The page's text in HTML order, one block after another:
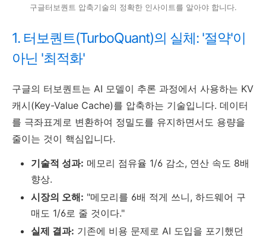
구글터보퀀트 압축기술의 정확한 인사이트를 알아야 합니다.
1. 터보퀀트(TurboQuant)의 실체: '절약'이
아닌 '최적화'
구글의 터보퀀트는 AI 모델이 추론 과정에서 사용하는 KV
캐시(Key-Value Cache)를 압축하는 기술입니다. 데이터
를 극좌표계로 변환하여 정밀도를 유지하면서도 용량을
줄이는 것이 핵심입니다.
기술적 성과: 메모리 점유율 1/6 감소, 연산 속도 8배
향상.
시장의 오해: "메모리를 6배 적게 쓰니, 하드웨어 구
매도 1/6로 줄 것이다."
실제 결과: 기존에 비용 문제로 AI 도입을 포기했던